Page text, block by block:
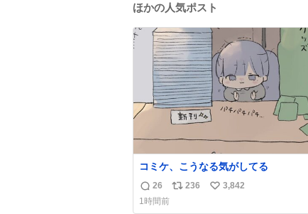
ほかの人気ポスト
コミケ、こうなる気がしてる
返
信
26
リ
236
い
3,842
1時間前